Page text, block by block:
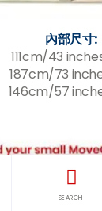
內部尺寸:
111cm/43
187cm/73
146cm/57
SEARCH